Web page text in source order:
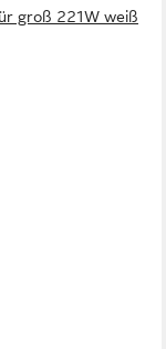
groß 221W weiß